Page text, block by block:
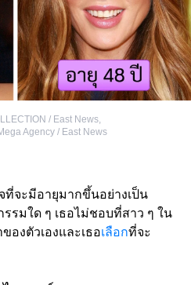
/ East News,
Agency / East News
ที่จะมีอายุมากขึ้นอย่างเป็น
รมใด ๆ เธอไม่ชอบที่สาว ๆ ใน
องตัวเองและเธอเลือกที่จะ